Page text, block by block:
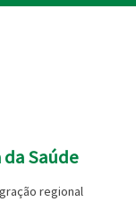
Saúde
regional